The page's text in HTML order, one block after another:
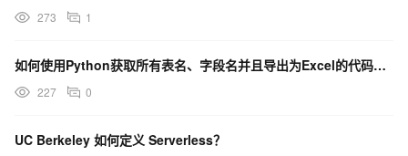
273 1
如何使用Python获取所有表名、字段名并且导出为Excel的代码示例？
227 0
UC Berkeley 如何定义 Serverless？